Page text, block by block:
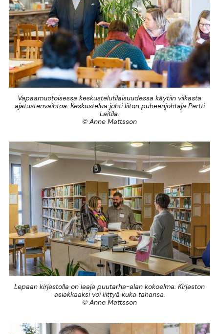
Vapaamuotoisessa keskustelutilaisuudessa käytiin vilkasta
ajatustenvaihtoa. Keskustelua johti liiton puheenjohtaja Pertti
Laitila.
© Anne Mattsson
Lepaan kirjastolla on laaja puutarha-alan kokoelma. Kirjaston
asiakkaaksi voi liittyä kuka tahansa.
© Anne Mattsson